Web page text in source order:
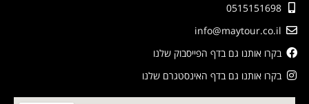
0515151698
info@maytour.co.il
בקרו אותנו גם בדף הפייסבוק שלנו
בקרו אותנו גם בדף האינסטגרם שלנו